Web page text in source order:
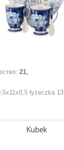
21,
łyżeczka 13
Kubek